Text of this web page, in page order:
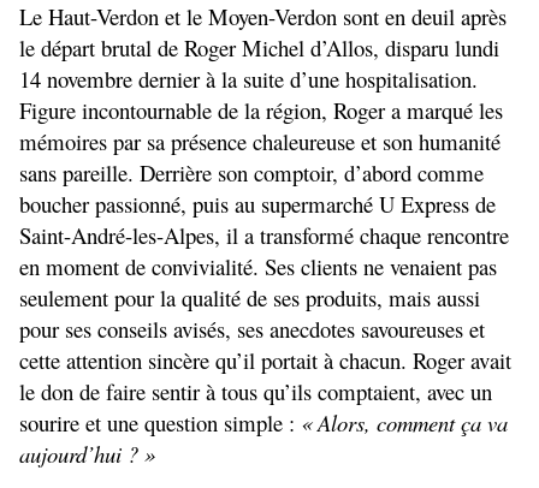
Le Haut-Verdon et le Moyen-Verdon sont en deuil après
le départ brutal de Roger Michel d’Allos, disparu lundi
14 novembre dernier à la suite d’une hospitalisation.
Figure incontournable de la région, Roger a marqué les
mémoires par sa présence chaleureuse et son humanité
sans pareille. Derrière son comptoir, d’abord comme
boucher passionné, puis au supermarché U Express de
Saint-André-les-Alpes, il a transformé chaque rencontre
en moment de convivialité. Ses clients ne venaient pas
seulement pour la qualité de ses produits, mais aussi
pour ses conseils avisés, ses anecdotes savoureuses et
cette attention sincère qu’il portait à chacun. Roger avait
le don de faire sentir à tous qu’ils comptaient, avec un
sourire et une question simple : « Alors, comment ça va
aujourd’hui ? »